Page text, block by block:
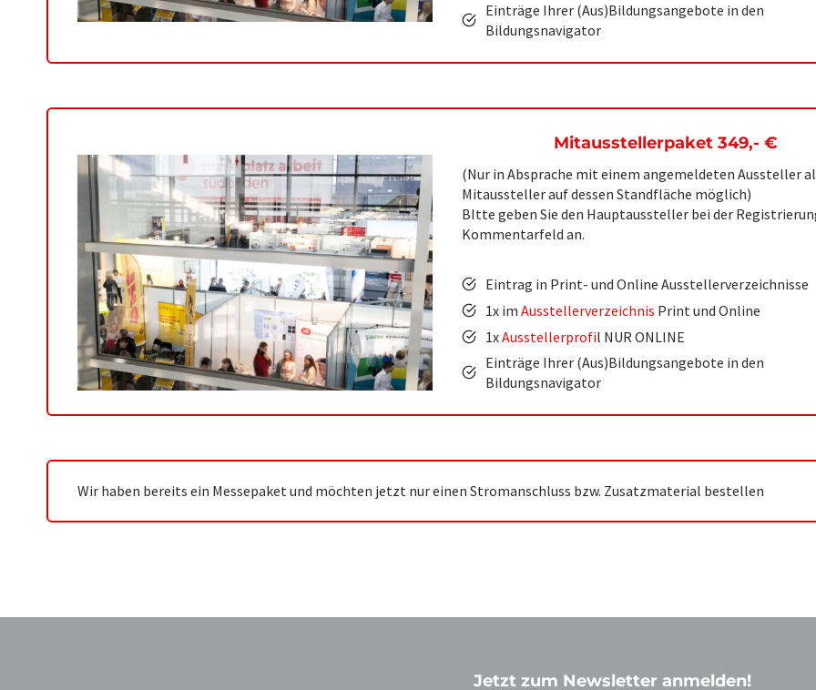
Einträge Ihrer (Aus)Bildungsangebote in den
Bildungsnavigator
Mitausstellerpaket 349,- €
(Nur in Absprache mit einem angemeldeten Aussteller
Mitaussteller auf dessen Standfläche möglich)
BItte geben Sie den Hauptaussteller bei der
Kommentarfeld an.
Eintrag in Print- und Online Ausstellerverzeichnisse
1x im Ausstellerverzeichnis Print und Online
1xAusstellerprofil NUR ONLINE
Einträge Ihrer (Aus)Bildungsangebote in den
Bildungsnavigator
Wir haben bereits ein Messepaket und möchten jetzt nur einen Stromanschluss bzw. Zusatzmaterial bestellen
Jetzt zum Newsletter anmelden!